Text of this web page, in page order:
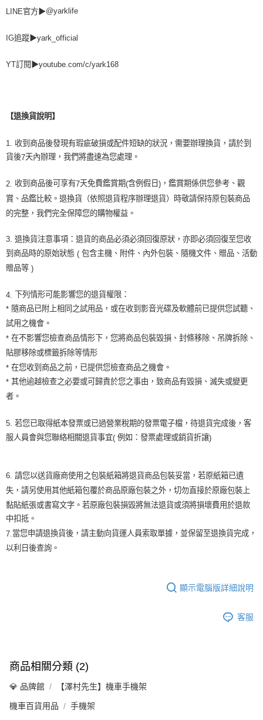
LINE官方▶@yarklife
IG追蹤▶yark_official
YT訂閱 ▶youtube.com/c/yark168
【退換貨說明】
1. 收到商品後發現有瑕疵破損或配件短缺的狀況，需要辦理換貨，請於到
貨後7天內辦理，我們將盡速為您處理。
2. 收到商品後可享有7天免費鑑賞期(含例假日 ) ，鑑賞期係供您參考、觀
賞、品鑑比較。退換貨（依照退貨程序辦理退貨）時敬請保持原包裝商品
的完整，我們完全保障您的購物權益。
3. 退換貨注意事項：退貨的商品必須必須回復原狀，亦即必須回復至您收
到商品時的原始狀態 ( 包含主機、附件、內外包裝、隨機文件、贈品、活動
贈品等 )
4.
下列情形可能影響您的退貨權限：
* 隨商品已附上相同之試用品，或在收到影音光碟及軟體前已提供您試聽、
試用之機會。
* 在不影響您檢查商品情形下，您將商品包裝毀損、封條移除、吊牌拆除、
貼膠移除或標籤拆除等情形
* 在您收到商品之前，已提供您檢查商品之機會。
* 其他逾越檢查之必要或可歸責於您之事由，致商品有毀損、滅失或變更
者。
5. 若您已取得紙本發票或已過營業稅期的發票電子檔，待退貨完成後，客
服人員會與您聯絡相關退貨事宜( 例如：發票處理或銷貨折讓)
6. 請您以送貨廠商使用之包裝紙箱將退貨商品包裝妥當，若原紙箱已遺
失，請另使用其他紙箱包覆於商品原廠包裝之外，切勿直接於原廠包裝上
黏貼紙張或書寫文字。若原廠包裝損毀將無法退貨或須將損壞費用於退款
中扣抵。
7. 當您申請退換貨後，請主動向貨運人員索取單據，並保留至退換貨完成，
以利日後查詢。
顯示電腦版詳細說明
客服
商品相關分類 (2)
💎 品牌館 【澤村先生】機車手機架
機車百貨用品 手機架